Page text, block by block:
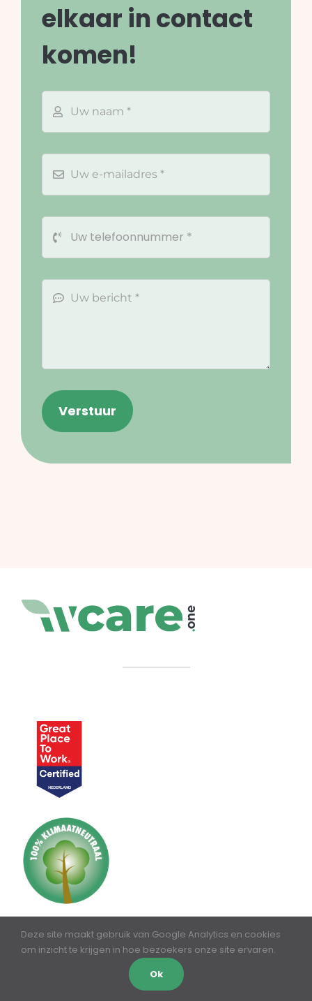
elkaar in contact
komen!
Verstuur
Deze site maakt gebruik van Google Analytics en cookies
om inzicht te krijgen in hoe bezoekers onze site ervaren.
Ok